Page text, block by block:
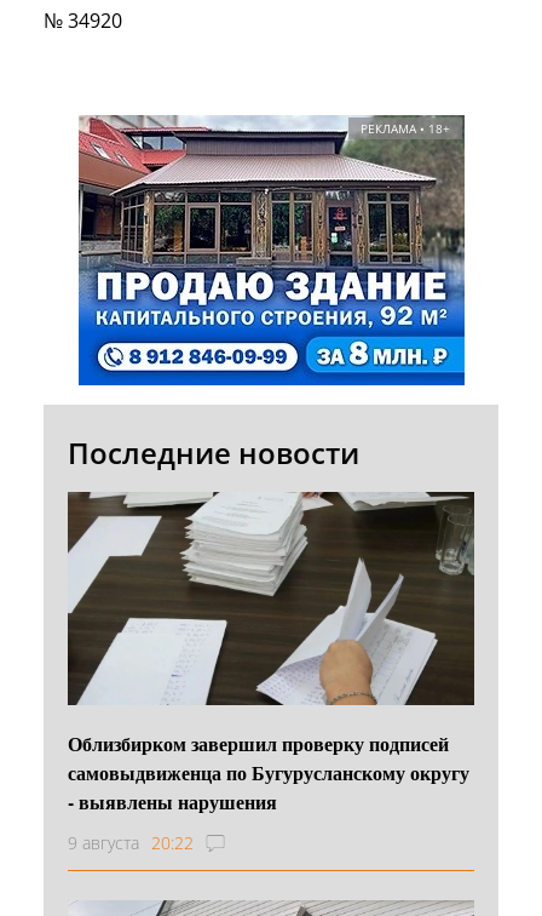
№ 34920
РЕКЛАМА • 18+
Последние новости
Облизбирком завершил проверку подписей
самовыдвиженца по Бугурусланскому округу
- выявлены нарушения
9 августа 20:22